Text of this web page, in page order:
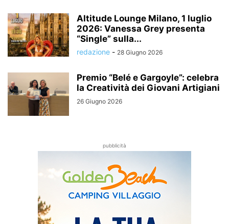
Altitude Lounge Milano, 1 luglio
2026: Vanessa Grey presenta
“Single” sulla...
redazione - 28 Giugno 2026
Premio “Belé e Gargoyle”: celebra
la Creatività dei Giovani Artigiani
26 Giugno 2026
pubblicità